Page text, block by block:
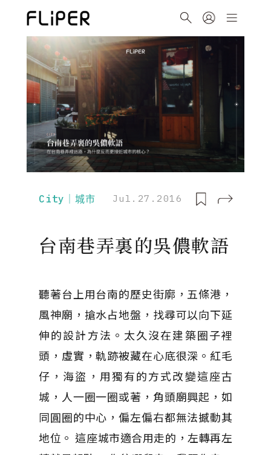
City｜城市 Jul.27.2016
台南巷弄裏的吳儂軟語
聽著台上用台南的歷史街廓，五條港，
風神廟，搶水占地盤，找尋可以向下延
伸的設計方法。太久沒在建築圈子裡
頭，虛實，軌跡被藏在心底很深。紅毛
仔，海盜，用獨有的方式改變這座古
城，人一圈一圈或著，角頭廟興起，如
同圓圈的中心，偏左偏右都無法撼動其
地位。 這座城市適合用走的，左轉再左